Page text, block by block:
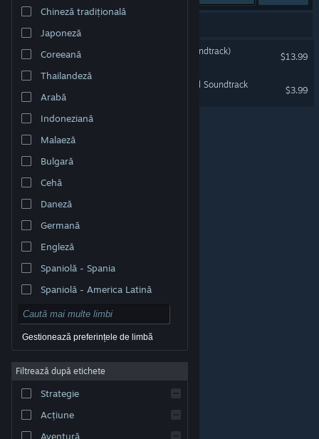
Schimbă limba
Vezi site în versiunea pentru desktop
© Valve Corporation. Toate drepturile rezervate. Toate
respectivi în SUA și celelalte țări.
Acordul Steam pentru abonați
Cookie-uri
Chineză tradițională
Japoneză
Coreeană
Thailandeză
Arabă
Indoneziană
Malaeză
Bulgară
Cehă
Daneză
Germană
Engleză
Spaniolă - Spania
Spaniolă - America Latină
Gestionează preferințele de limbă
Filtrează după etichete
Strategie
Acțiune
Aventură
TUNIC (Original Game Soundtrack)
$13.99
Fastfall - Dustforce Original Soundtrack
$3.99